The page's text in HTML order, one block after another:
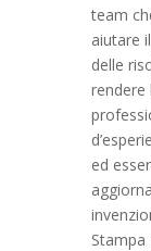
team
aiutare
delle
rendere
ed
Stampa